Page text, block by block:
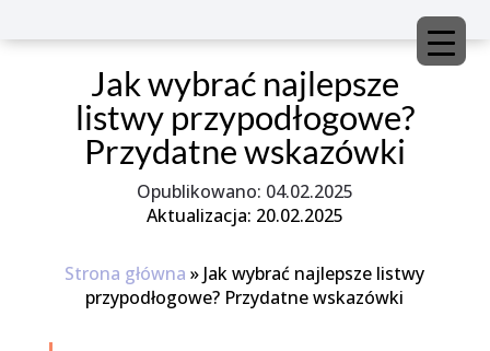
Jak wybrać najlepsze
listwy przypodłogowe?
Przydatne wskazówki
04.02.2025
Aktualizacja: 20.02.2025
Strona główna » Jak wybrać najlepsze listwy
przypodłogowe? Przydatne wskazówki